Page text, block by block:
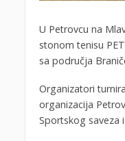
U Petrovcu na
stonom tenisu
sa područja
Organizatori
organizacija
Sportskog saveza